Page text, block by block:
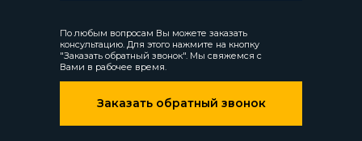
По любым вопросам Вы можете заказать
консультацию. Для этого нажмите на кнопку
"Заказать обратный звонок". Мы свяжемся с
Вами в рабочее время.
Заказать обратный звонок